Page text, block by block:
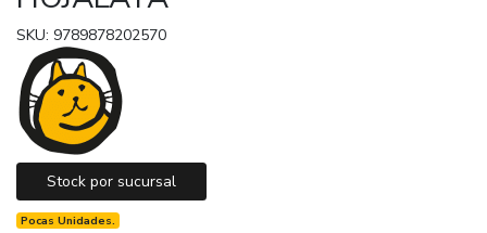
SKU: 9789878202570
Stock por sucursal
Pocas Unidades.